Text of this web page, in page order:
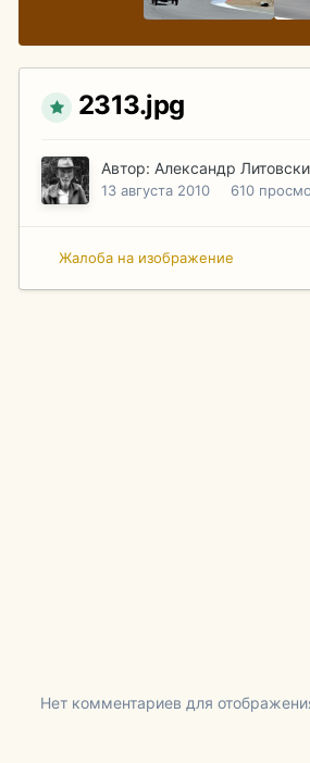
2313.jpg
Автор: Александр
13 августа 2010 610
Жалоба на изображение
Нет комментариев для